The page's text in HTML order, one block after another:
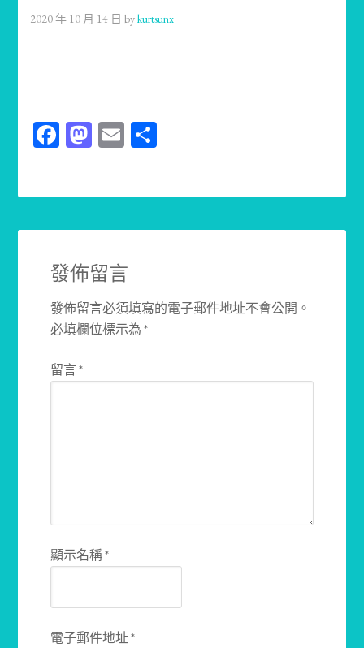
2020 年 10 月 14 日 bykurtsunx
Facebook
Mastodon
Email
發佈留言
發佈留言必須填寫的電子郵件地址不會公開。
必填欄位標示為*
留言*
顯示名稱*
電子郵件地址*